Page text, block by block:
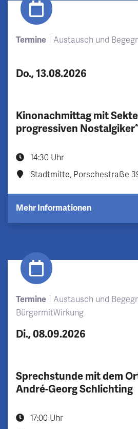
Termine Austausch und
Do., 13.08.2026
Kinonachmittag mit
progressiven
14:30 Uhr
Stadtmitte, Porschestraße
Mehr Informationen
Termine
Austausch und
BürgermitWirkung
Di., 08.09.2026
Sprechstunde mit dem
André-Georg Schlichting
17:00 Uhr